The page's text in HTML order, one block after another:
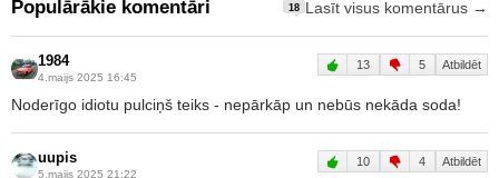
Populārākie komentāri 18 Lasīt visus komentārus →
1984
4.maijs 2025 16:45
13 5 Atbildēt
Noderīgo idiotu pulciņš teiks - nepārkāp un nebūs nekāda soda!
uupis
5.maijs 2025 21:22
10 4 Atbildēt